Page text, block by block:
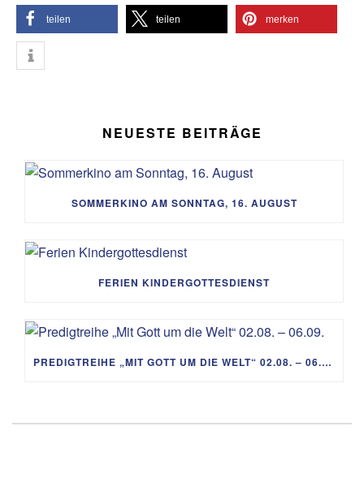
teilen teilen merken
NEUESTE BEITRÄGE
SOMMERKINO AM SONNTAG, 16. AUGUST
FERIEN KINDERGOTTESDIENST
PREDIGTREIHE „MIT GOTT UM DIE WELT“ 02.08. – 06.09.